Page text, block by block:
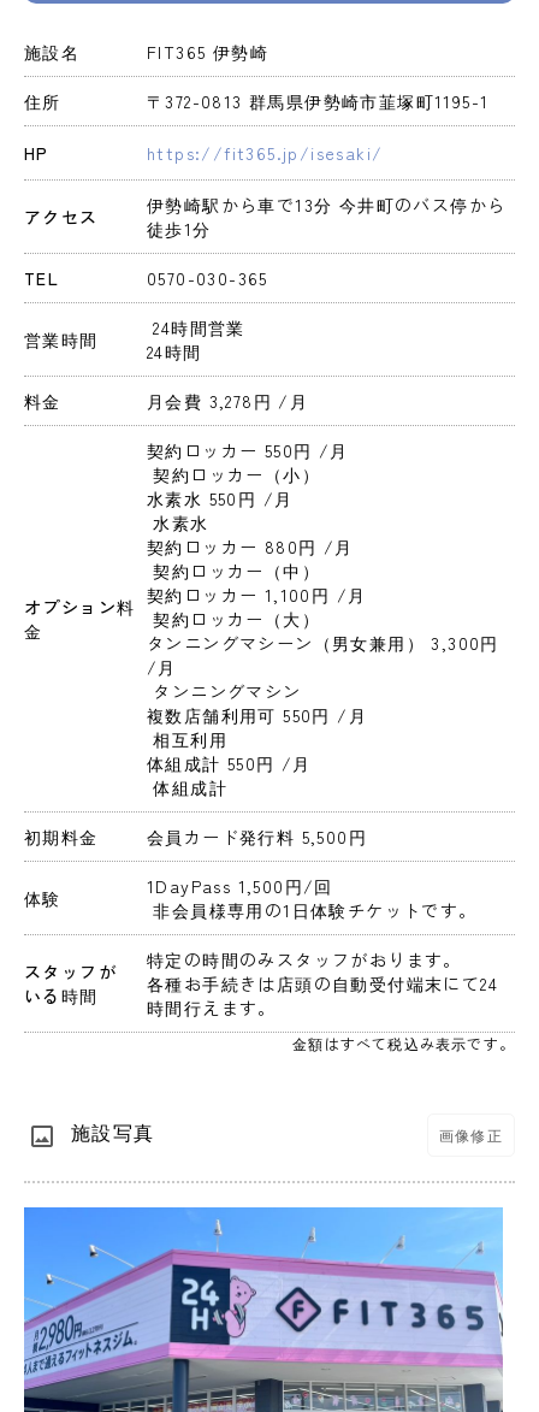
施設名 FIT365 伊勢崎
住所 〒372-0813 群馬県伊勢崎市韮塚町1195-1
HP https://fit365.jp/isesaki/
アクセス
伊勢崎駅から車で13分 今井町のバス停から
徒歩1分
TEL 0570-030-365
営業時間
24時間営業
24時間
料金 月会費 3,278円 /月
オプション料
金
契約ロッカー 550円 /月
契約ロッカー（小）
水素水 550円 /月
水素水
契約ロッカー 880円 /月
契約ロッカー（中）
契約ロッカー 1,100円 /月
契約ロッカー（大）
/月
タンニングマシン
複数店舗利用可 550円 /月
相互利用
体組成計 550円 /月
体組成計
初期料金 会員カード発行料 5,500円
体験 1DayPass 1,500円/回
非会員様専用の1日体験チケットです。
スタッフが
いる時間
特定の時間のみスタッフがおります。
各種お手続きは店頭の自動受付端末にて24
時間行えます。
金額はすべて税込み表示です。
施設写真 画像修正